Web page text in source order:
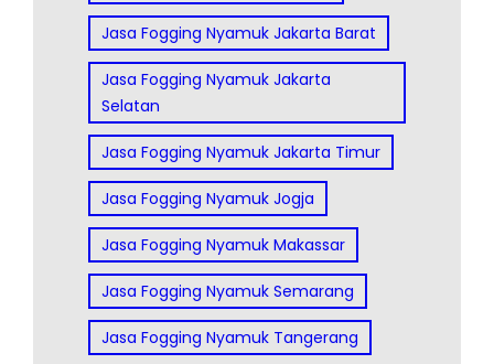
Jasa Fogging Nyamuk Jakarta Barat
Jasa Fogging Nyamuk Jakarta
Selatan
Jasa Fogging Nyamuk Jakarta Timur
Jasa Fogging Nyamuk Jogja
Jasa Fogging Nyamuk Makassar
Jasa Fogging Nyamuk Semarang
Jasa Fogging Nyamuk Tangerang